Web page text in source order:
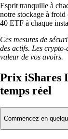
Esprit tranquille à
notre stockage à
40 ETF à chaque
Ces mesures de
des actifs. Les
valeur de vos avoirs.
Prix iShares
temps réel
Commencez en